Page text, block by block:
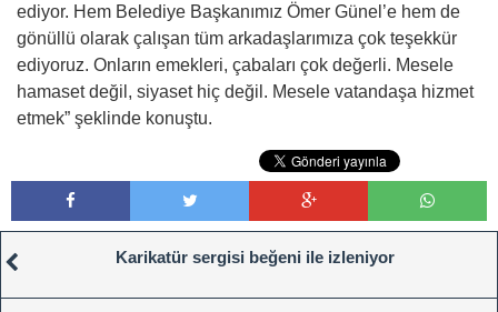
ediyor. Hem Belediye Başkanımız Ömer Günel’e hem de
gönüllü olarak çalışan tüm arkadaşlarımıza çok teşekkür
ediyoruz. Onların emekleri, çabaları çok değerli. Mesele
hamaset değil, siyaset hiç değil. Mesele vatandaşa hizmet
etmek” şeklinde konuştu.
Karikatür sergisi beğeni ile izleniyor